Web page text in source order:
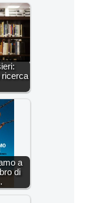
ricerca
a
di